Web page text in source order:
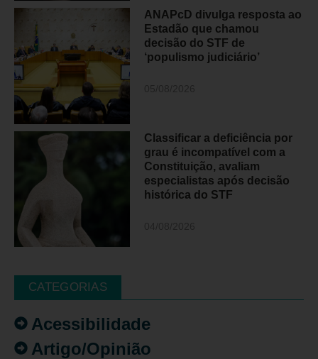
ANAPcD divulga resposta ao
Estadão que chamou
decisão do STF de
‘populismo judiciário’
Classificar a deficiência por
grau é incompatível com a
Constituição, avaliam
especialistas após decisão
histórica do STF
CATEGORIAS
Acessibilidade
Artigo/Opinião